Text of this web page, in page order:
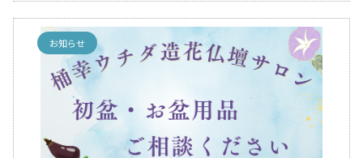
お知らせ